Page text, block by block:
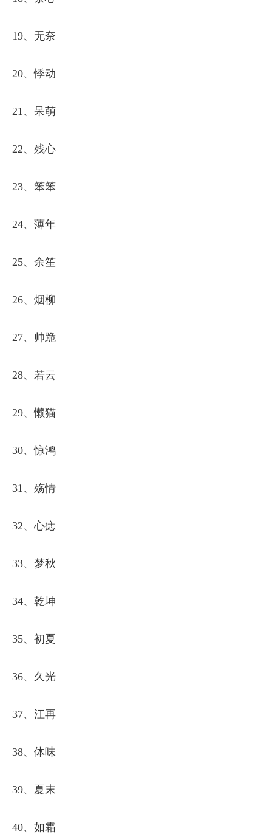
19、无奈
20、悸动
21、呆萌
22、残心
23、笨笨
24、薄年
25、余笙
26、烟柳
27、帅跪
28、若云
29、懒猫
30、惊鸿
31、殇情
32、心痣
33、梦秋
34、乾坤
35、初夏
36、久光
37、江再
38、体味
39、夏末
40、如霜